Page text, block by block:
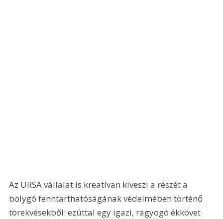
Az URSA vállalat is kreatívan kiveszi a részét a
bolygó fenntarthatóságának védelmében történő
törekvésekből: ezúttal egy igazi, ragyogó ékkövet